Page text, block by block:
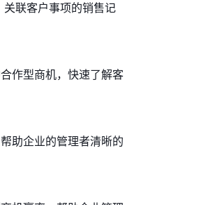
联客户事项的销售记
作型商机，快速了解客
助企业的管理者清晰的